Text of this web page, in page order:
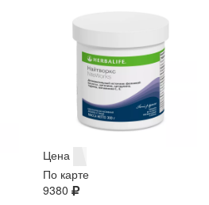
Цена
По карте
9380